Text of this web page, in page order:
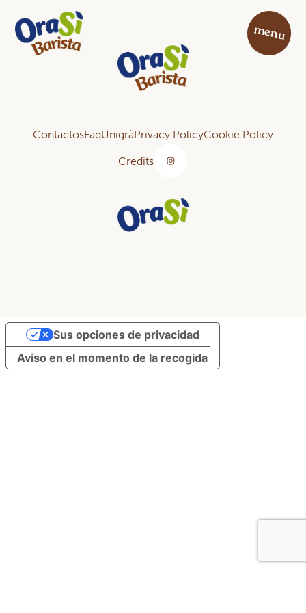
menu
ContactosFaqUnigràPrivacy PolicyCookie Policy
Credits
Aviso en el momento de la recogida
Sus opciones de privacidad